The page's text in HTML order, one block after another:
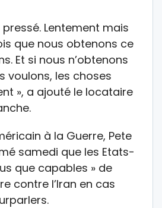
Lentement mais
que nous obtenons ce
Et si nous n’obtenons
voulons, les choses
», a ajouté le locataire
à la Guerre, Pete
samedi que les Etats-
que capables » de
contre l’Iran en cas